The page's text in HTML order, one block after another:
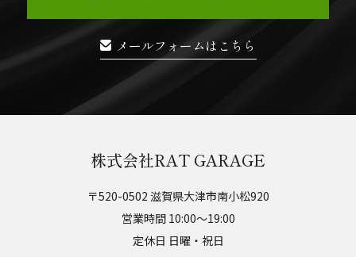
メールフォームはこちら
株式会社RAT GARAGE
〒520-0502 滋賀県大津市南小松920
営業時間 10:00～19:00
定休日 日曜・祝日